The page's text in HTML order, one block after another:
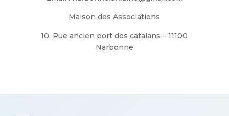
Maison des Associations
10, Rue ancien port des catalans – 11100
Narbonne